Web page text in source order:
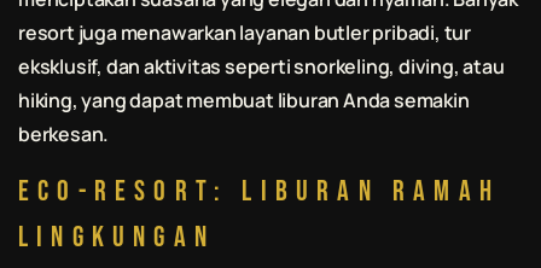
resort juga menawarkan layanan butler pribadi, tur
eksklusif, dan aktivitas seperti snorkeling, diving, atau
hiking, yang dapat membuat liburan Anda semakin
berkesan.
Eco-Resort: Liburan Ramah
Lingkungan